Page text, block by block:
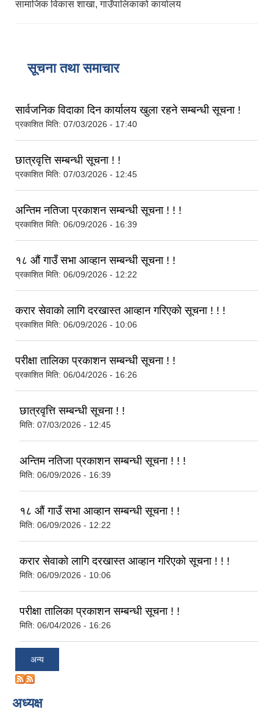
सामाजिक विकास शाखा, गाउँपालिकाको कार्यालय
सूचना तथा समाचार
सार्वजनिक विदाका दिन कार्यालय खुला रहने सम्बन्धी सूचना !
प्रकाशित मिति: 07/03/2026 - 17:40
छात्रवृत्ति सम्बन्धी सूचना ! !
प्रकाशित मिति: 07/03/2026 - 12:45
अन्तिम नतिजा प्रकाशन सम्बन्धी सूचना ! ! !
प्रकाशित मिति: 06/09/2026 - 16:39
१८ औं गाउँ सभा आव्हान सम्बन्धी सूचना ! !
प्रकाशित मिति: 06/09/2026 - 12:22
करार सेवाको लागि दरखास्त आव्हान गरिएको सूचना ! ! !
प्रकाशित मिति: 06/09/2026 - 10:06
परीक्षा तालिका प्रकाशन सम्बन्धी सूचना ! !
प्रकाशित मिति: 06/04/2026 - 16:26
छात्रवृत्ति सम्बन्धी सूचना ! !
मिति: 07/03/2026 - 12:45
अन्तिम नतिजा प्रकाशन सम्बन्धी सूचना ! ! !
मिति: 06/09/2026 - 16:39
१८ औं गाउँ सभा आव्हान सम्बन्धी सूचना ! !
मिति: 06/09/2026 - 12:22
करार सेवाको लागि दरखास्त आव्हान गरिएको सूचना ! ! !
मिति: 06/09/2026 - 10:06
परीक्षा तालिका प्रकाशन सम्बन्धी सूचना ! !
मिति: 06/04/2026 - 16:26
अन्य
अध्यक्ष